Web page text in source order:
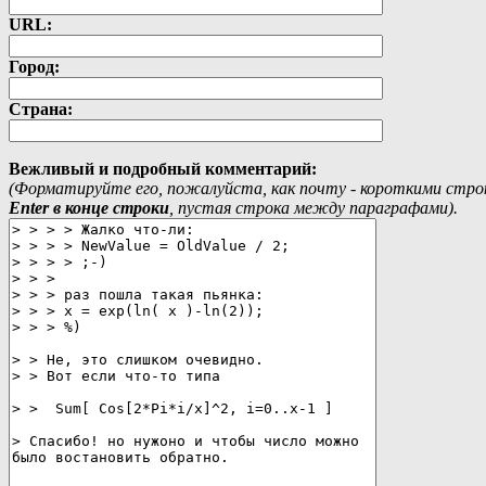
URL:
Город:
Страна:
Вежливый и подробный комментарий:
(Форматируйте его, пожалуйста, как почту - короткими
Еnter в конце строки , пустая строка между параграфами).